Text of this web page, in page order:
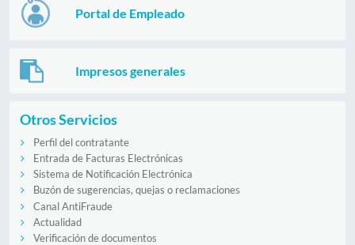
Portal de Empleado
Impresos generales
Otros Servicios
Perfil del contratante
Entrada de Facturas Electrónicas
Sistema de Notificación Electrónica
Buzón de sugerencias, quejas o reclamaciones
Canal AntiFraude
Actualidad
Verificación de documentos